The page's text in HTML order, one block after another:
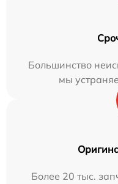
Большинство
мы
Более 20 тыс.